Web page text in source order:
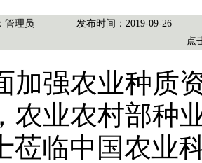
管理员
发布时间：2019-09-26
点
强农业种质
农业农村部种
莅临中国农业